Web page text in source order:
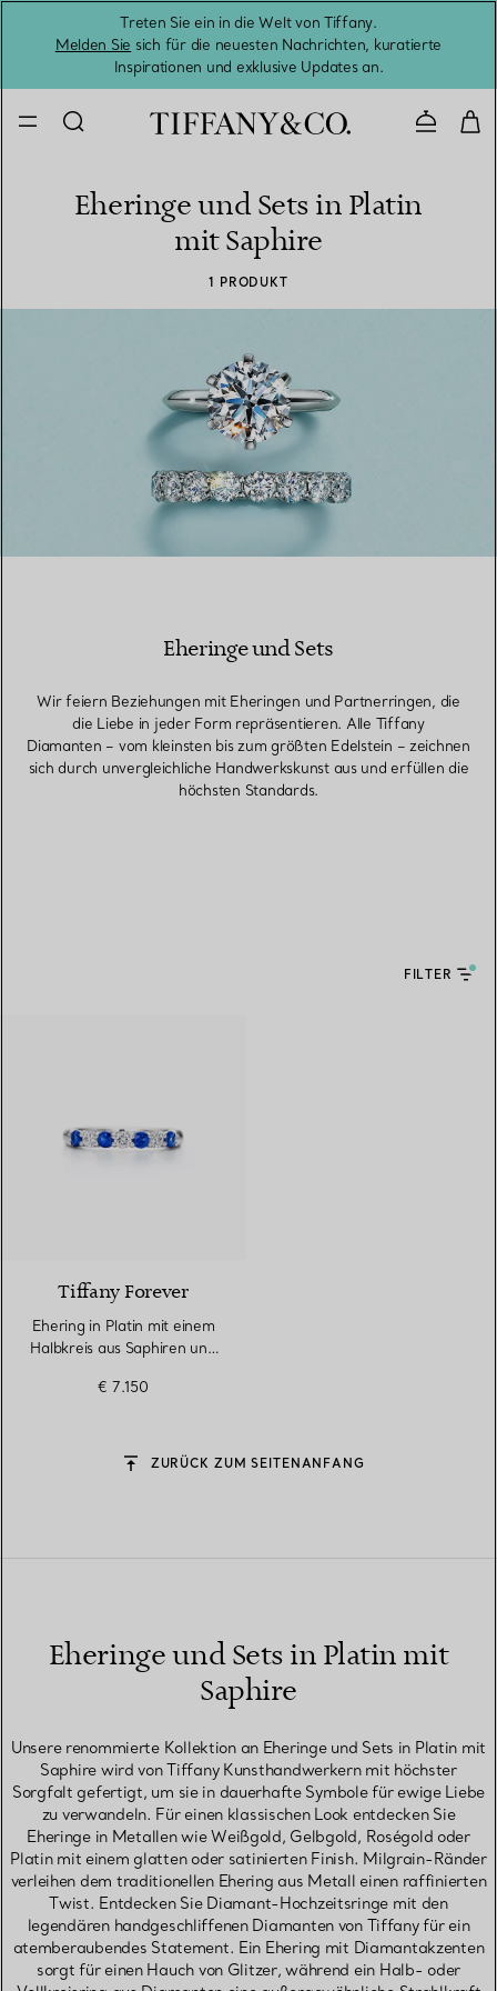
Treten Sie ein in die Welt von Tiffany.
Melden Sie sich für die neuesten Nachrichten, kuratierte
Inspirationen und exklusive Updates an.
Eheringe und Sets in Platin
mit Saphire
1 PRODUKT
Eheringe und Sets
Wir feiern Beziehungen mit Eheringen und Partnerringen, die
die Liebe in jeder Form repräsentieren. Alle Tiffany
Diamanten – vom kleinsten bis zum größten Edelstein – zeichnen
sich durch unvergleichliche Handwerkskunst aus und erfüllen die
höchsten Standards.
FILTER
Tiffany Forever
Ehering in Platin mit einem
Halbkreis aus Saphiren und
€ 7.150
ZURÜCK ZUM SEITENANFANG
Eheringe und Sets in Platin mit
Saphire
Unsere renommierte Kollektion an Eheringe und Sets in Platin mit
Saphire wird von Tiffany Kunsthandwerkern mit höchster
Sorgfalt gefertigt, um sie in dauerhafte Symbole für ewige Liebe
zu verwandeln. Für einen klassischen Look entdecken Sie
Eheringe in Metallen wie Weißgold, Gelbgold, Roségold oder
Platin mit einem glatten oder satinierten Finish. Milgrain-Ränder
verleihen dem traditionellen Ehering aus Metall einen raffinierten
Twist. Entdecken Sie Diamant-Hochzeitsringe mit den
legendären handgeschliffenen Diamanten von Tiffany für ein
atemberaubendes Statement. Ein Ehering mit Diamantakzenten
sorgt für einen Hauch von Glitzer, während ein Halb- oder